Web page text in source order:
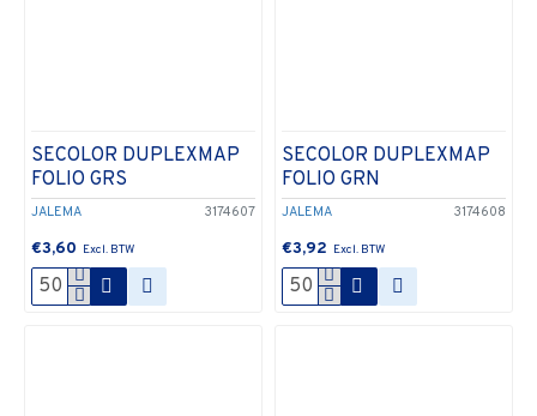
JALEMA 3174607
SECOLOR DUPLEXMAP
FOLIO GRS
€3,60
JALEMA 3174608
SECOLOR DUPLEXMAP
FOLIO GRN
€3,92